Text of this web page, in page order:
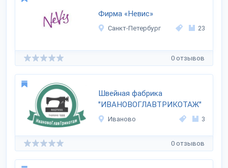
Фирма «Невис»
Санкт-Петербург 23
0 отзывов
Швейная фабрика
"ИВАНОВОГЛАВТРИКОТАЖ"
Иваново 3
0 отзывов